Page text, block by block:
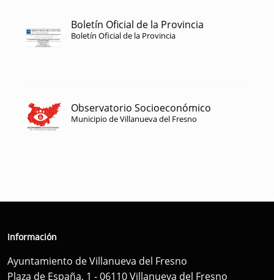
Boletín Oficial de la Provincia
Boletín Oficial de la Provincia
Observatorio Socioeconómico
Municipio de Villanueva del Fresno
Información
Ayuntamiento de Villanueva del Fresno
Plaza de España, 1 - 06110 Villanueva del Fresno